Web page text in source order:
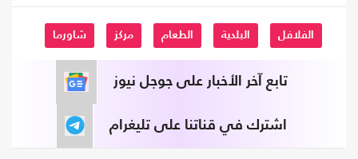
الفلافل البلدية الطعام مركز شاورما
تابع آخر الأخبار على جوجل نيوز
اشترك في قناتنا على تليغرام